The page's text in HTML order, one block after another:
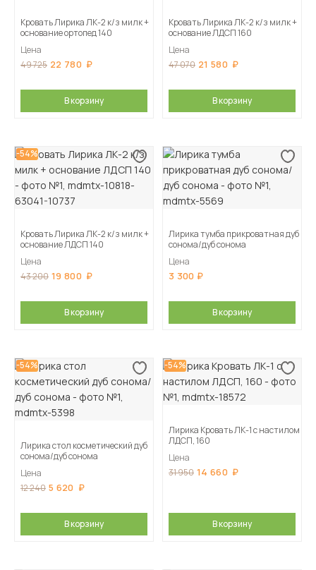
Кровать Лирика ЛК-2 к/з милк +
основание ортопед 140
Цена
49 725 22 780
В корзину
Кровать Лирика ЛК-2 к/з милк +
основание ЛДСП 160
Цена
47 070 21 580
В корзину
-54%
Кровать Лирика ЛК-2 к/з милк +
основание ЛДСП 140
Цена
43 200 19 800
В корзину
Лирика тумба прикроватная дуб
сонома/дуб сонома
Цена
3 300
В корзину
-54%
Лирика стол косметический дуб
сонома/дуб сонома
Цена
12 240 5 620
В корзину
-54%
Лирика Кровать ЛК-1 с настилом
ЛДСП, 160
Цена
31 950 14 660
В корзину